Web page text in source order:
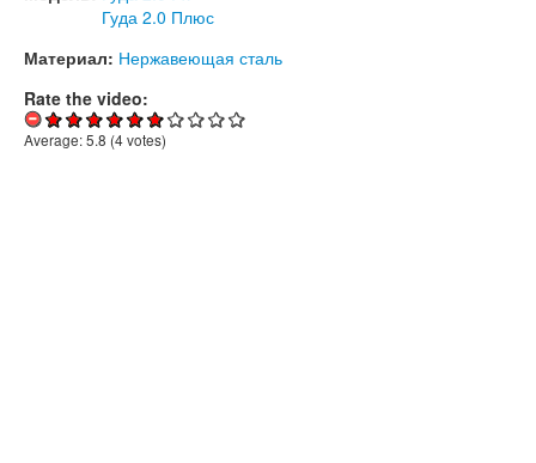
Гуда 2.0 Плюс
Материал: Нержавеющая сталь
Rate the video:
Average:5.8 (4votes)